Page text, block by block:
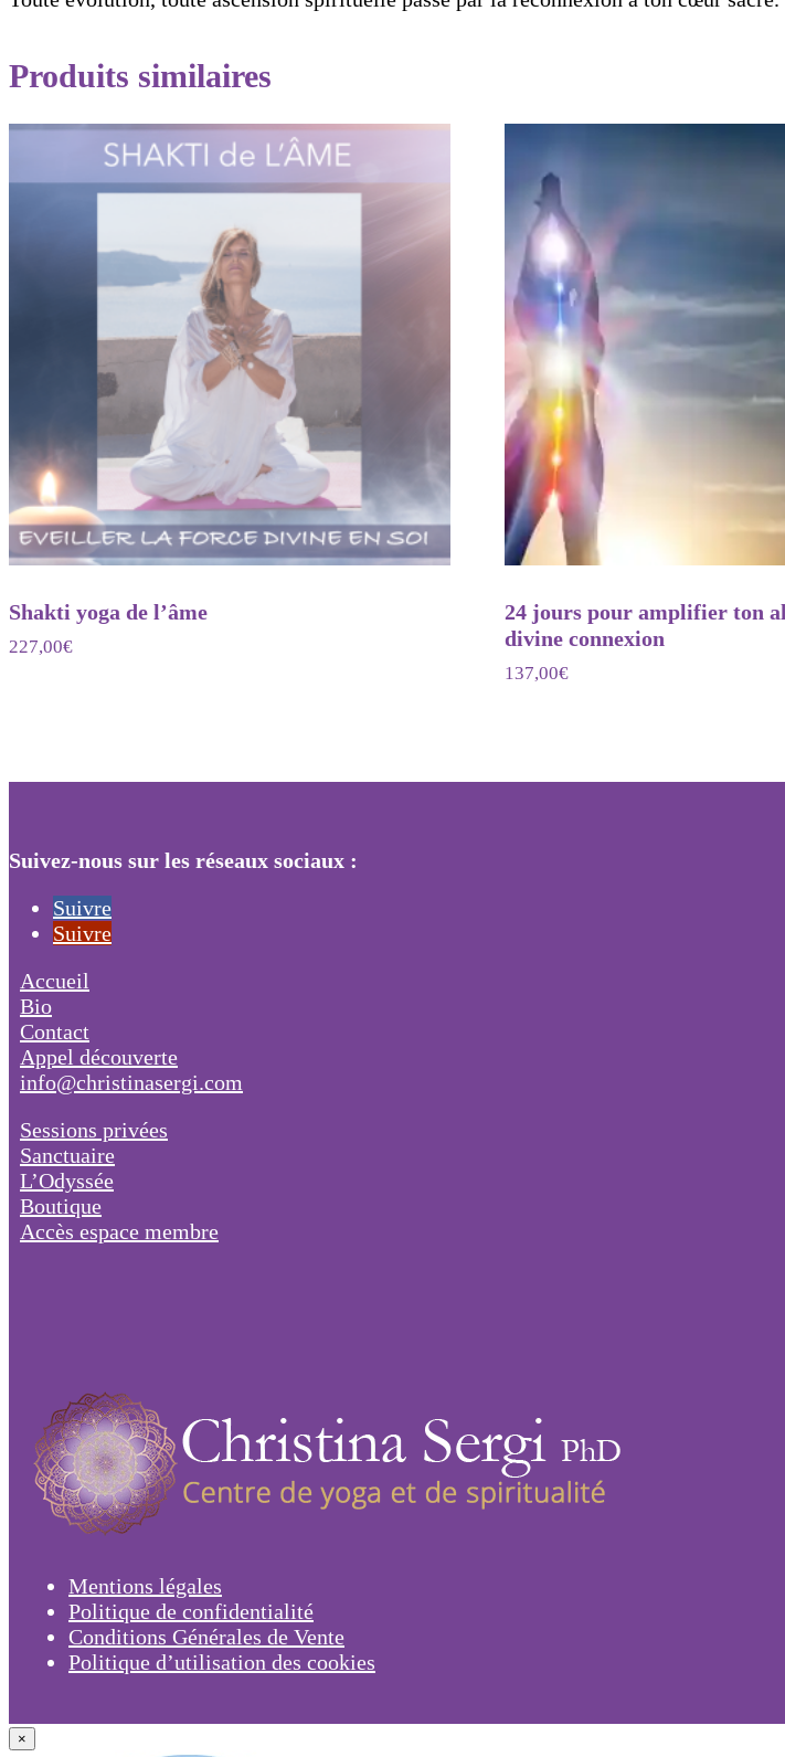
Produits similaires
Shakti yoga de l’âme
227,00€
24 jours pour amplifier ton
divine connexion
137,00€
Suivez-nous sur les réseaux sociaux :
Suivre
Suivre
Accueil
Bio
Contact
Appel découverte
info@christinasergi.com
Sessions privées
Sanctuaire
L’Odyssée
Boutique
Accès espace membre
Mentions légales
Politique de confidentialité
Conditions Générales de Vente
Politique d’utilisation des cookies
×